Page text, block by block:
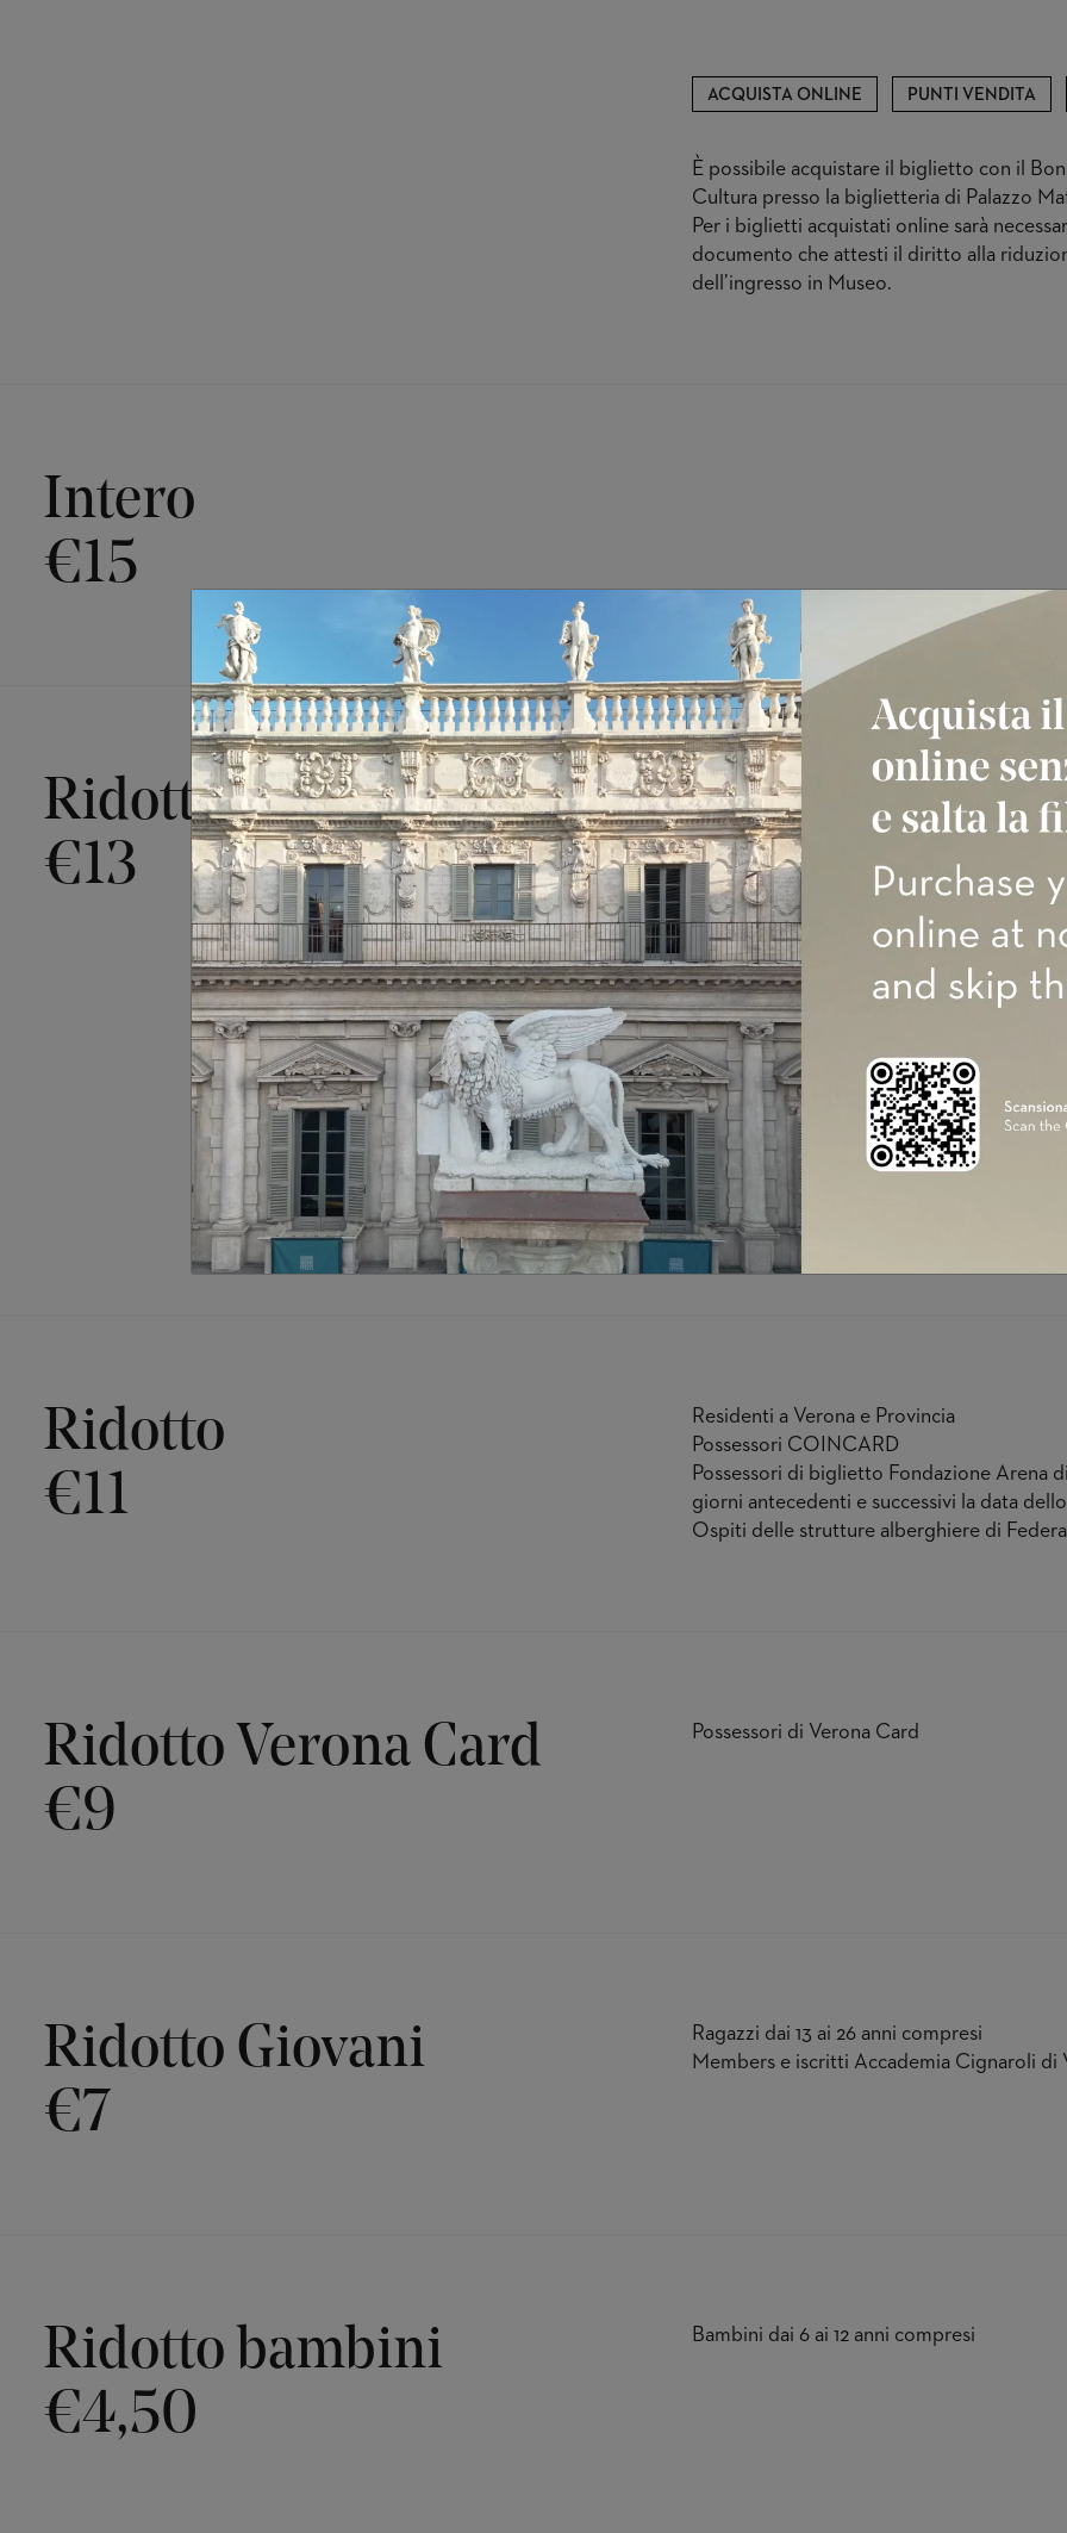
ACQUISTA ONLINE PUNTI VENDITA
È possibile acquistare il biglietto con il
Cultura presso la biglietteria di Palazzo
Per i biglietti acquistati online sarà
documento che attesti il diritto alla
dell’ingresso in Museo.
Intero
€15
Ridotto
€13
Over 65
Soci FAI
Soci ADSI
Possessori di Treccani Card
Possessori di CartaEffe
Possessori di biglietto Giardino Giusti
Members Fondazione Luigi Rovati
Members MART
Soci del Touring Club Italiano
Possessori di biglietto “Romeo & Giulietta.
Teatro Stabile Verona”
Possessori di biglietto Palazzo Te, Mantova
Possessori di biglietto Musei Civici
Possessori di biglietto Brescia Musei
Possessori di biglietto Biblioteca
Possessori di biglietto Fondazione
Ridotto
€11
Residenti a Verona e Provincia
Possessori COINCARD
Possessori di biglietto Fondazione Arena
giorni antecedenti e successivi la data
Ospiti delle strutture alberghiere di
Ridotto Verona Card
€9
Possessori di Verona Card
Ridotto Giovani
€7
Ragazzi dai 13 ai 26 anni compresi
Members e iscritti Accademia Cignaroli di
Ridotto bambini
€4,50
Bambini dai 6 ai 12 anni compresi